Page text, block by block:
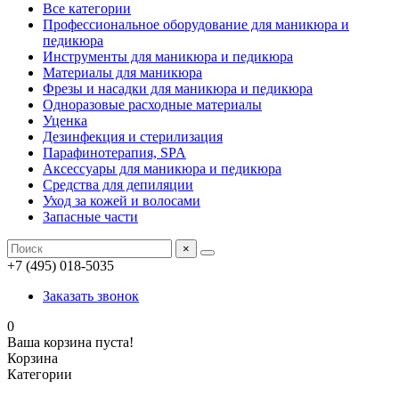
Все категории
Профессиональное оборудование для маникюра и
педикюра
Инструменты для маникюра и педикюра
Материалы для маникюра
Фрезы и насадки для маникюра и педикюра
Одноразовые расходные материалы
Уценка
Дезинфекция и стерилизация
Парафинотерапия, SPA
Аксессуары для маникюра и педикюра
Средства для депиляции
Уход за кожей и волосами
Запасные части
×
+7 (495) 018-5035
Заказать звонок
0
Ваша корзина пуста!
Корзина
Категории